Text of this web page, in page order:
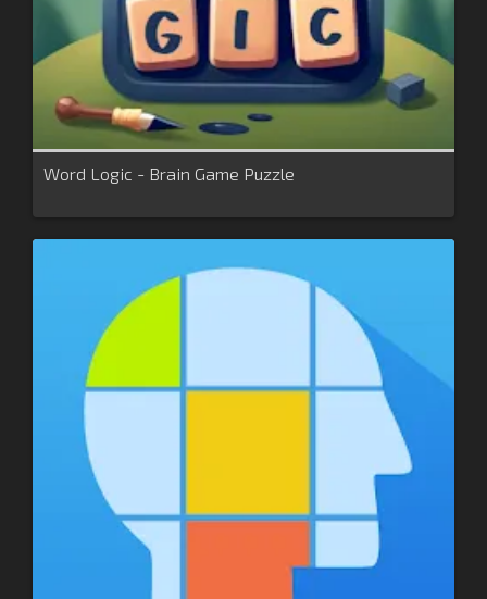
Word Logic - Brain Game Puzzle